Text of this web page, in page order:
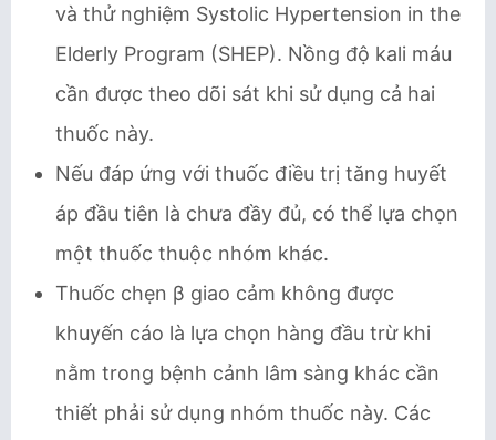
và thử nghiệm Systolic Hypertension in the
Elderly Program (SHEP). Nồng độ kali máu
cần được theo dõi sát khi sử dụng cả hai
thuốc này.
Nếu đáp ứng với thuốc điều trị tăng huyết
áp đầu tiên là chưa đầy đủ, có thể lựa chọn
một thuốc thuộc nhóm khác.
Thuốc chẹn β giao cảm không được
khuyến cáo là lựa chọn hàng đầu trừ khi
nằm trong bệnh cảnh lâm sàng khác cần
thiết phải sử dụng nhóm thuốc này. Các